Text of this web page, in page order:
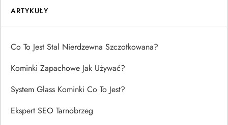
ARTYKUŁY
Co To Jest Stal Nierdzewna Szczotkowana?
Kominki Zapachowe Jak Używać?
System Glass Kominki Co To Jest?
Ekspert SEO Tarnobrzeg